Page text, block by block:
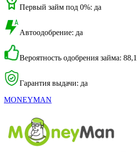
Первый займ под 0%: да
Автоодобрение: да
Вероятность одобрения займа:
Гарантия выдачи: да
MONEYMAN